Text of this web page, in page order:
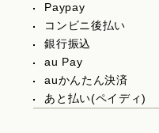
Paypay
コンビニ後払い
銀行振込
au Pay
auかんたん決済
あと払い(ペイディ)